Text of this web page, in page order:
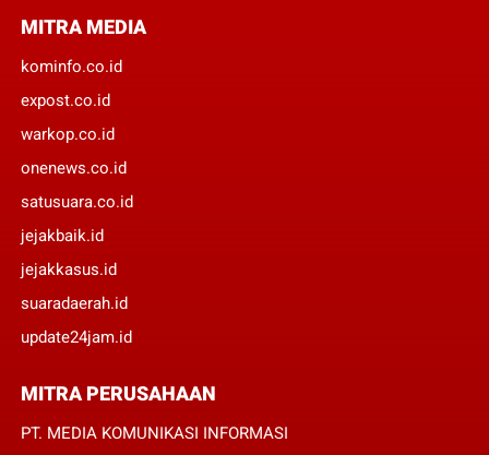
MITRA MEDIA
kominfo.co.id
expost.co.id
warkop.co.id
onenews.co.id
satusuara.co.id
jejakbaik.id
jejakkasus.id
suaradaerah.id
update24jam.id
MITRA PERUSAHAAN
PT. MEDIA KOMUNIKASI INFORMASI